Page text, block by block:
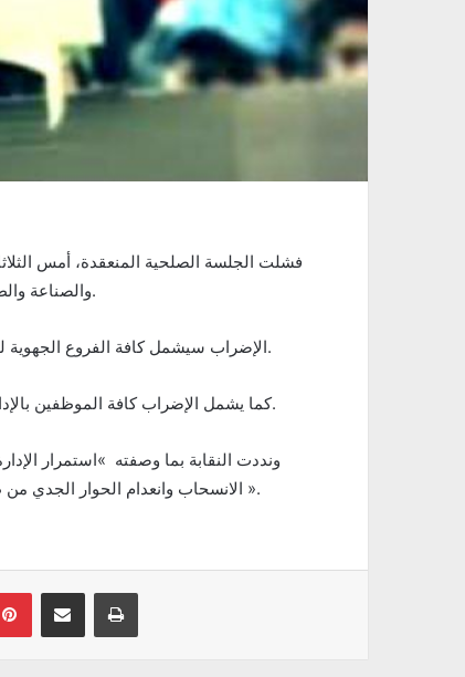
فشلت الجلسة الصلحية المنعقدة، أمس
والصناعة والطرف النقابي، وبذلك تم إقرار الإضراب اليوم الأربعاء 23 جانفي 2019.
الإضراب سيشمل كافة الفروع الجهوية للبنك، وينطلق بداية من منتصف ليلة أمس إلى غاية منتصف ليل اليوم.
كما يشمل الإضراب كافة الموظفين بالإدارات المركزية والجهوية في كل فروع البنك على كامل تراب الجمهوية.
ونددت النقابة بما وصفته »استمرار
الانسحاب وانعدام الحوار الجدي من طرف الإدارة في التفاوض في النقاط المضمنة بلائحة 3 جانفي 2019 ».
Pinterest Partager par email Imprimer